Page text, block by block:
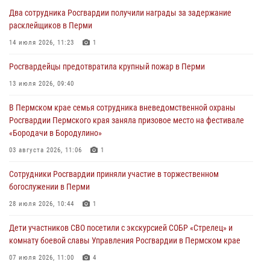
28 июля 2026, 10:44 1
Росгвардейцы оказали силовую поддержку при задержании
28 июля 2026, 06:15
ведомственной акции «Каникулы с Росгвардией»
24 июля 2026, 08:45
Юные защитники порядка: росгвардейцы провели день в клубе
24 июля 2026, 08:43
Два сотрудника Росгвардии получили награды за задержание
расклейщиков в Перми
14 июля 2026, 11:23 1
Росгвардейцы предотвратила крупный пожар в Перми
13 июля 2026, 09:40
В Пермском крае семья сотрудника вневедомственной охраны
Росгвардии Пермского края заняла призовое место на фестивале
«Бородачи в Бородулино»
03 августа 2026, 11:06 1
Сотрудники Росгвардии приняли участие в торжественном
богослужении в Перми
28 июля 2026, 10:44 1
Дети участников СВО посетили с экскурсией СОБР «Стрелец» и
комнату боевой славы Управления Росгвардии в Пермском крае
07 июля 2026, 11:00 4